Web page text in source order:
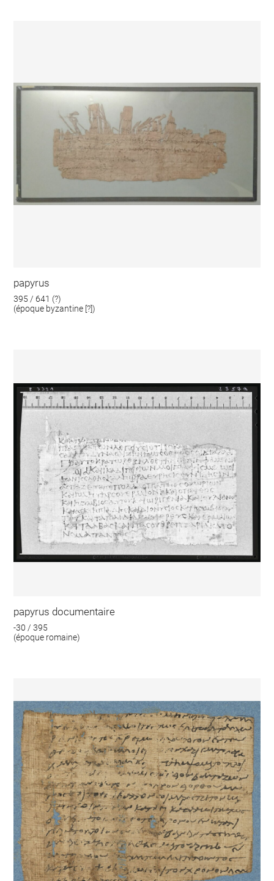
papyrus
395 / 641 (?)
(époque byzantine [?])
papyrus documentaire
-30 / 395
(époque romaine)